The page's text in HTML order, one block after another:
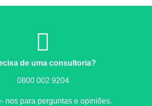
de uma consultoria?
0800 002 9204
nos para perguntas e opiniões.